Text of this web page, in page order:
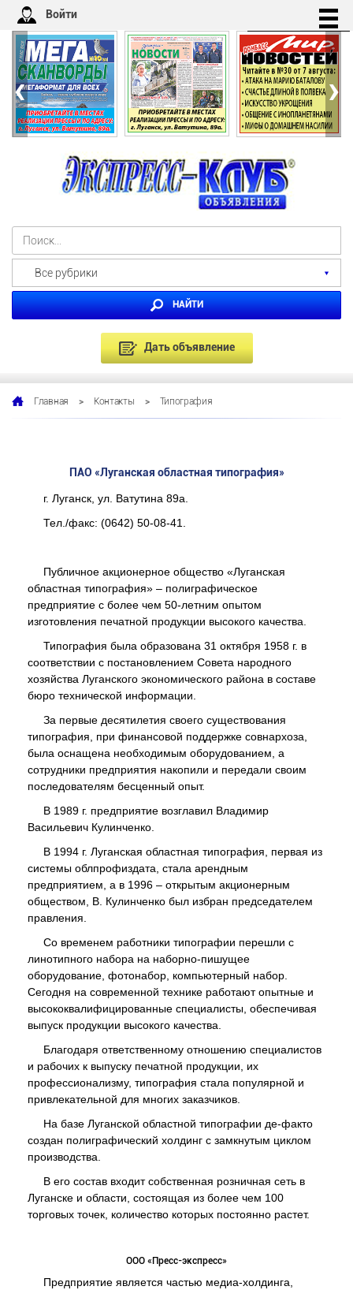
Войти
‹ ›
Все рубрики
НАЙТИ
Дать объявление
Главная > Контакты > Типография
ПАО «Луганская областная типография»
г. Луганск, ул. Ватутина 89а.
Тел./факс: (0642) 50-08-41.
Публичное акционерное общество «Луганская
областная типография» – полиграфическое
предприятие с более чем 50-летним опытом
изготовления печатной продукции высокого качества.
Типография была образована 31 октября 1958 г. в
соответствии с постановлением Совета народного
хозяйства Луганского экономического района в составе
бюро технической информации.
За первые десятилетия своего существования
типография, при финансовой поддержке совнархоза,
была оснащена необходимым оборудованием, а
сотрудники предприятия накопили и передали своим
последователям бесценный опыт.
В 1989 г. предприятие возглавил Владимир
Васильевич Кулинченко.
В 1994 г. Луганская областная типография, первая из
системы облпрофиздата, стала арендным
предприятием, а в 1996 – открытым акционерным
обществом, В. Кулинченко был избран председателем
правления.
Со временем работники типографии перешли с
линотипного набора на наборно-пишущее
оборудование, фотонабор, компьютерный набор.
Сегодня на современной технике работают опытные и
высококвалифицированные специалисты, обеспечивая
выпуск продукции высокого качества.
Благодаря ответственному отношению специалистов
и рабочих к выпуску печатной продукции, их
профессионализму, типография стала популярной и
привлекательной для многих заказчиков.
На базе Луганской областной типографии де-факто
создан полиграфический холдинг с замкнутым циклом
производства.
В его состав входит собственная розничная сеть в
Луганске и области, состоящая из более чем 100
торговых точек, количество которых постоянно растет.
ООО «Пресс-экспресс»
Предприятие является частью медиа-холдинга,